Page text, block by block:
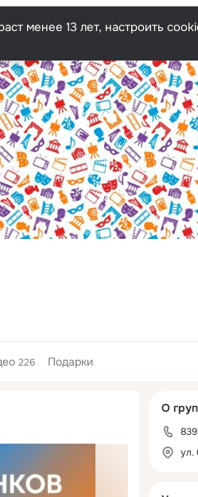
менее 13 лет, настроить
226 Подарки
колонка
О
ул.